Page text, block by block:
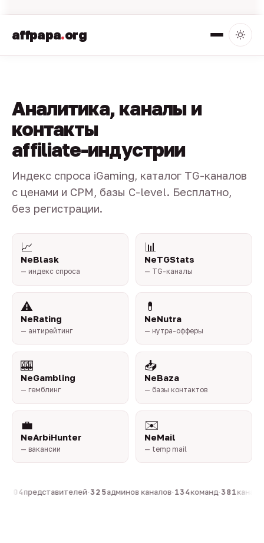
affpapa.org
Аналитика, каналы и
контакты
affiliate-индустрии
Индекс спроса iGaming, каталог TG-каналов
с ценами и CPM, базы C-level. Бесплатно,
без регистрации.
📈
NeBlask
— индекс спроса
📊
NeTGStats
— TG-каналы
⚠️
NeRating
— антирейтинг
💊
NeNutra
— нутра-офферы
🎰
NeGambling
— гемблинг
📥
NeBaza
— базы контактов
💼
NeArbiHunter
— вакансии
✉️
NeMail
— temp mail
804представителей·325админов каналов·134команд·381